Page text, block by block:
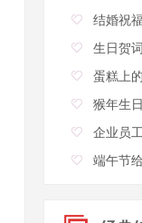
结婚祝
生日贺
蛋糕上
猴年生
企业员
端午节